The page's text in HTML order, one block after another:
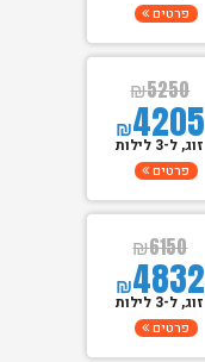
פרטים
₪5250
₪4205
זוג, ל-3 לילות
פרטים
₪6150
₪4832
זוג, ל-3 לילות
פרטים